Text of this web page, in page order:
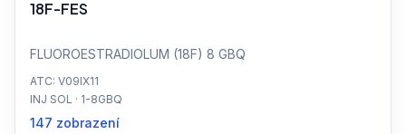
18F-FES
FLUOROESTRADIOLUM (18F) 8 GBQ
ATC: V09IX11
INJ SOL · 1-8GBQ
147 zobrazení